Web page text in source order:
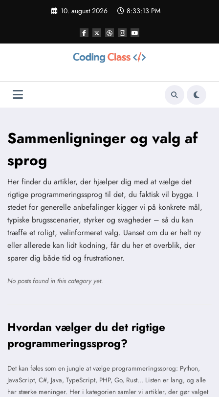
10. august 2026 8:33:14 PM
Sammenligninger og valg af
sprog
Her finder du artikler, der hjælper dig med at vælge det
rigtige programmeringssprog til det, du faktisk vil bygge. I
stedet for generelle anbefalinger kigger vi på konkrete mål,
typiske brugsscenarier, styrker og svagheder – så du kan
træffe et roligt, velinformeret valg. Uanset om du er helt ny
eller allerede kan lidt kodning, får du her et overblik, der
sparer dig både tid og frustrationer.
No posts found in this category yet.
Hvordan vælger du det rigtige
programmeringssprog?
Det kan føles som en jungle at vælge programmeringssprog: Python,
JavaScript, C#, Java, TypeScript, PHP, Go, Rust… Listen er lang, og alle
har stærke meninger. Her i kategorien samler vi artikler, der gør valget